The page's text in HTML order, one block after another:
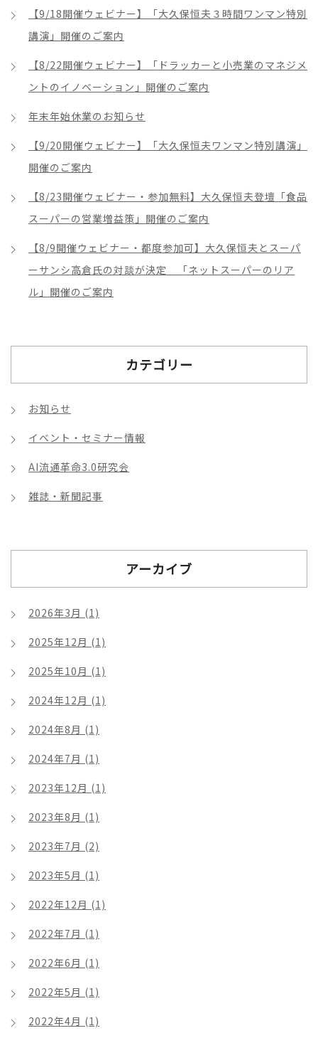
【9/18開催ウェビナー】「大久保恒夫３時間ワンマン特別
講演」開催のご案内
【8/22開催ウェビナー】「ドラッカーと小売業のマネジメ
ントのイノベーション」開催のご案内
年末年始休業のお知らせ
【9/20開催ウェビナー】「大久保恒夫ワンマン特別講演」
開催のご案内
【8/23開催ウェビナー・参加無料】大久保恒夫登壇「食品
スーパーの営業増益策」開催のご案内
【8/9開催ウェビナー・都度参加可】大久保恒夫とスーパ
ーサンシ高倉氏の対談が決定 「ネットスーパーのリア
ル」開催のご案内
カテゴリー
お知らせ
イベント・セミナー情報
AI流通革命3.0研究会
雑誌・新聞記事
アーカイブ
2026年3月 (1)
2025年12月 (1)
2025年10月 (1)
2024年12月 (1)
2024年8月 (1)
2024年7月 (1)
2023年12月 (1)
2023年8月 (1)
2023年7月 (2)
2023年5月 (1)
2022年12月 (1)
2022年7月 (1)
2022年6月 (1)
2022年5月 (1)
2022年4月 (1)